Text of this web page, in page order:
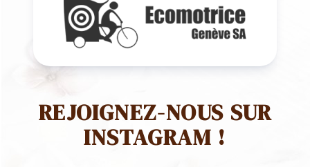
REJOIGNEZ-NOUS SUR
INSTAGRAM !